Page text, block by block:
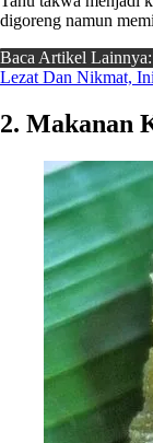
digoreng namun
Baca Artikel Lainnya:
Lezat Dan Nikmat,
2. Makanan